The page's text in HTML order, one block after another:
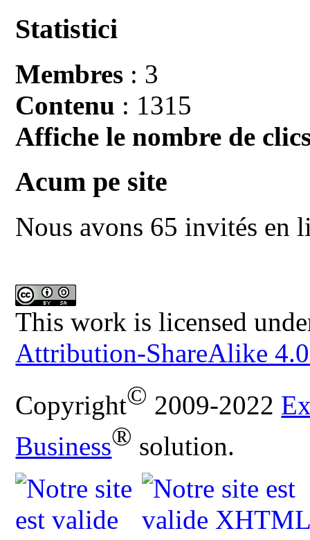
Statistici
Membres : 3
Contenu : 1315
Affiche le nombre de
Acum pe site
Nous avons 65 invités en
This work is licensed
Attribution-ShareAlike
Copyright© 2009-2022
Business® solution.